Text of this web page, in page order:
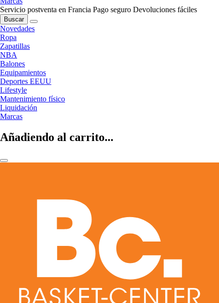
Servicio postventa en Francia Pago seguro Devoluciones fáciles
Buscar
Novedades
Ropa
Zapatillas
NBA
Balones
Equipamientos
Deportes EEUU
Lifestyle
Mantenimiento físico
Liquidación
Marcas
Añadiendo al carrito...